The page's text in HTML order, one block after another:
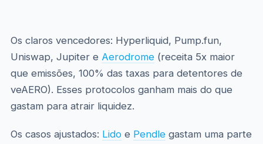
Os claros vencedores: Hyperliquid, Pump.fun,
Uniswap, Jupiter e Aerodrome(receita 5x maior
que emissões, 100% das taxas para detentores de
veAERO). Esses protocolos ganham mais do que
gastam para atrair liquidez.
Os casos ajustados: Lidoe Pendlegastam uma parte